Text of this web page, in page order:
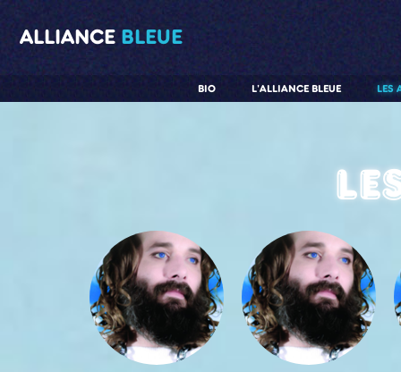
ALLIANCE BLEUE
LES
L'ALLIANCE BLEUE
BIO